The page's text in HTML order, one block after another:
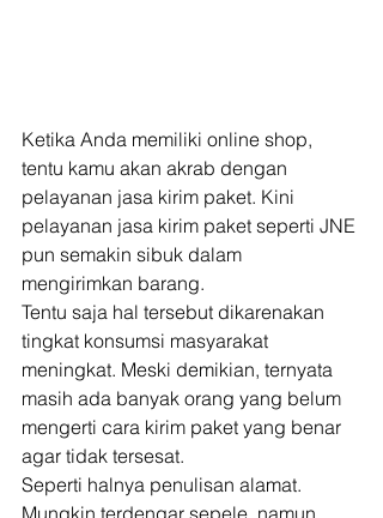
Ketika Anda memiliki online shop,
tentu kamu akan akrab dengan
pelayanan jasa kirim paket. Kini
pelayanan jasa kirim paket seperti JNE
pun semakin sibuk dalam
mengirimkan barang.
Tentu saja hal tersebut dikarenakan
tingkat konsumsi masyarakat
meningkat. Meski demikian, ternyata
masih ada banyak orang yang belum
mengerti cara kirim paket yang benar
agar tidak tersesat.
Seperti halnya penulisan alamat.